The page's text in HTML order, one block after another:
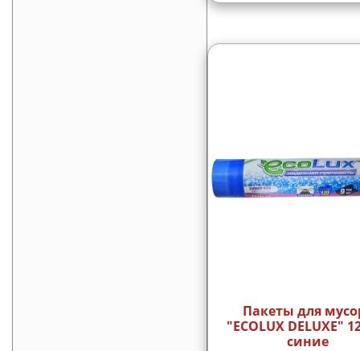
Пакеты для
"ECOLUX DELUXE"
синие